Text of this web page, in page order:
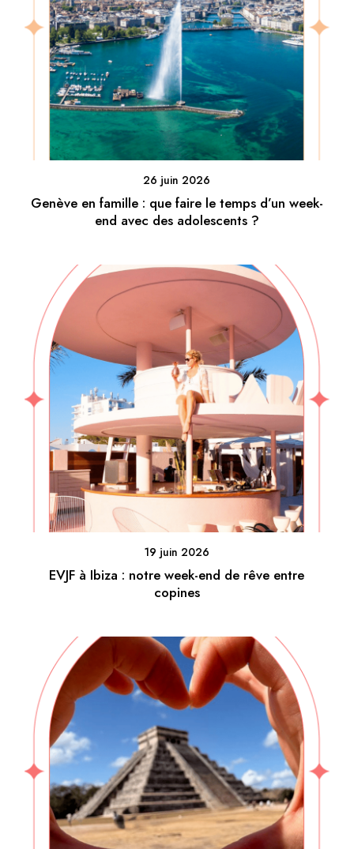
26 juin 2026
Genève en famille : que faire le temps d’un week-
end avec des adolescents ?
19 juin 2026
EVJF à Ibiza : notre week-end de rêve entre
copines